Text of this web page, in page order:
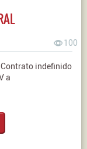
100
Contrato indefinido
a